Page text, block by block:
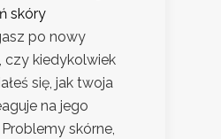
skóry
po nowy
czy kiedykolwiek
się, jak twoja
na jego
skórne,